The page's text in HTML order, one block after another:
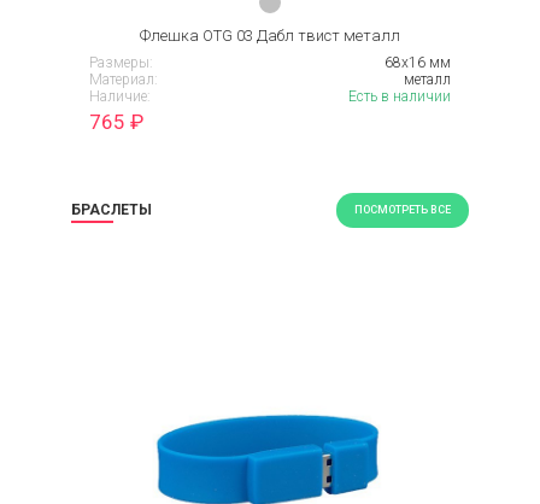
Флешка OTG 03 Дабл твист металл
Размеры:
68х16 мм
Материал:
металл
Наличие:
Есть в наличии
765 ₽
БРАСЛЕТЫ ПОСМОТРЕТЬ ВСЕ